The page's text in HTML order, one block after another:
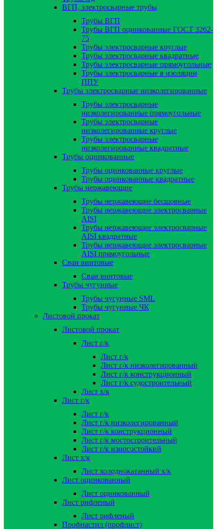
ВГП, электросварные трубы
Трубы ВГП
Трубы ВГП оцинкованные ГОСТ 3262-
75
Трубы электросварные круглые
Трубы электросварные квадратные
Трубы электросварные прямоугольные
Трубы электросварные в изоляции
ППУ
Трубы электросварные низколегированные
Трубы электросварные
низколегированные прямоугольные
Трубы электросварные
низколегированные круглые
Трубы электросварные
низколегированные квадратные
Трубы оцинкованные
Трубы оцинкованные круглые
Трубы оцинкованные квадратные
Трубы нержавеющие
Трубы нержавеющие бесшовные
Трубы нержавеющие электросварные
AISI
Трубы нержавеющие электросварные
AISI квадратные
Трубы нержавеющие электросварные
AISI прямоугольные
Сваи винтовые
Сваи винтовые
Трубы чугунные
Трубы чугунные SML
Трубы чугунные ЧК
Листовой прокат
Листовой прокат
Лист г/к
Лист г/к
Лист г/к низколегированный
Лист г/к конструкционный
Лист г/к судостроительный
Лист х/к
Лист г/к
Лист г/к
Лист г/к низколегированный
Лист г/к конструкционный
Лист г/к мостостроительный
Лист г/к износостойкий
Лист х/к
Лист холоднокатанный х/к
Лист оцинкованный
Лист оцинкованный
Лист рифленый
Лист рифленый
Профнастил (профлист)